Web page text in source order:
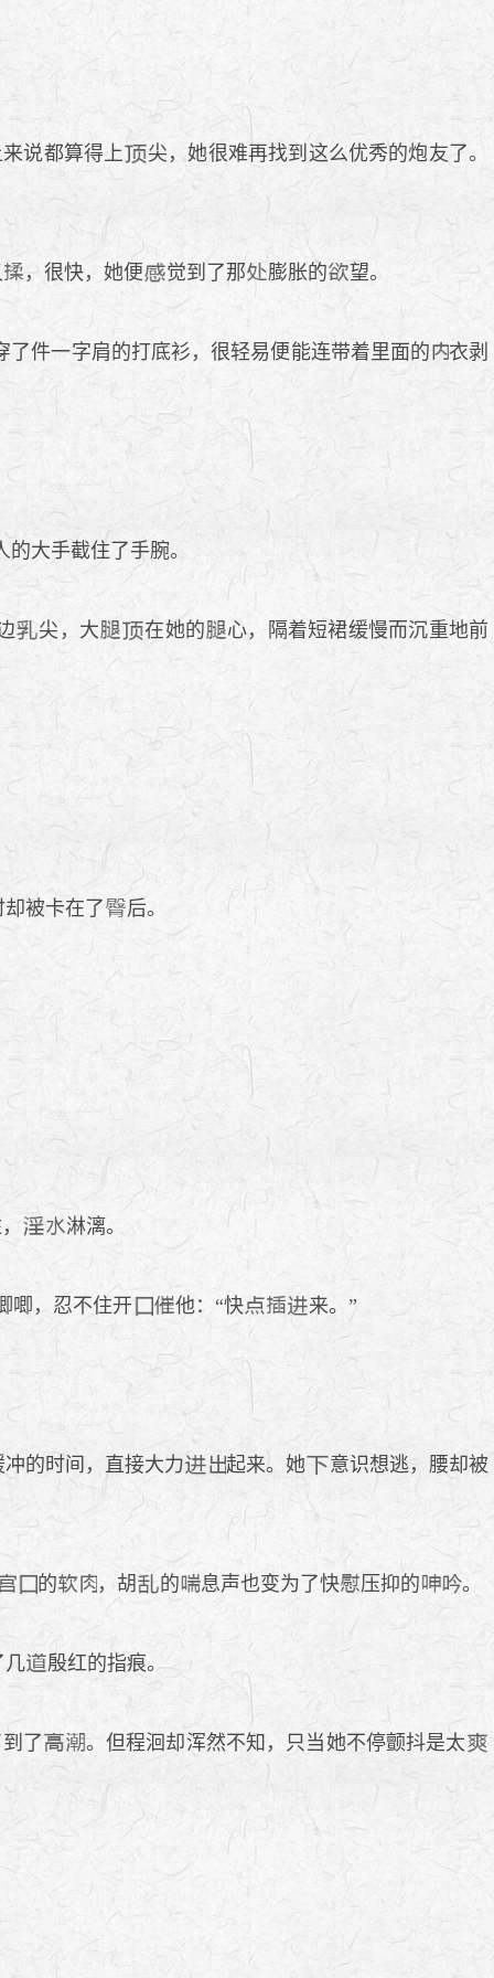
说都算得上 尖，她很难再找到这么优秀的炮友了。
，很快，她便 觉到了那 膨胀的 望。
了件一字肩的打底衫，很轻易便能连带着里面的 衣剥
大手截住了手腕。
尖，大 在她的 心，隔着短裙缓慢而沉重地前
却被卡在了 后。
淋漓。
唧，忍不住开 他：“快 来。”
的时间，直接大力 起来。她 意识想逃，腰却被
的 ，胡 的 息声也变为了快 压抑的 。
几 殷红的指痕。
到了 。但程洄却浑然不知，只当她不停颤抖是太